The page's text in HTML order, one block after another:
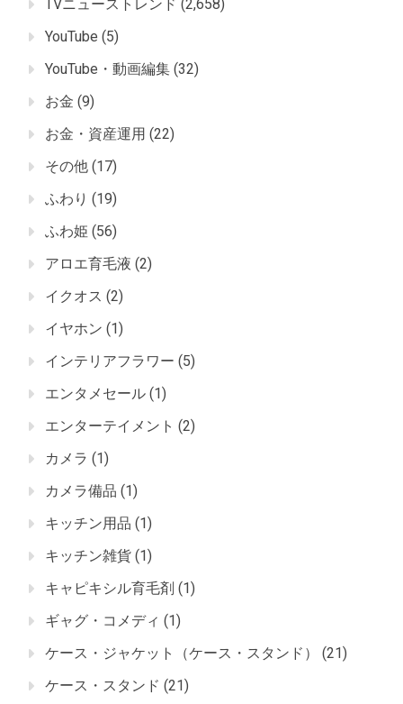
TVニューストレンド (2,658)
YouTube (5)
YouTube・動画編集 (32)
お金 (9)
お金・資産運用 (22)
その他 (17)
ふわり (19)
ふわ姫 (56)
アロエ育毛液 (2)
イクオス (2)
イヤホン (1)
インテリアフラワー (5)
エンタメセール (1)
エンターテイメント (2)
カメラ (1)
カメラ備品 (1)
キッチン用品 (1)
キッチン雑貨 (1)
キャピキシル育毛剤 (1)
ギャグ・コメディ (1)
ケース・ジャケット（ケース・スタンド）
(21)
ケース・スタンド (21)